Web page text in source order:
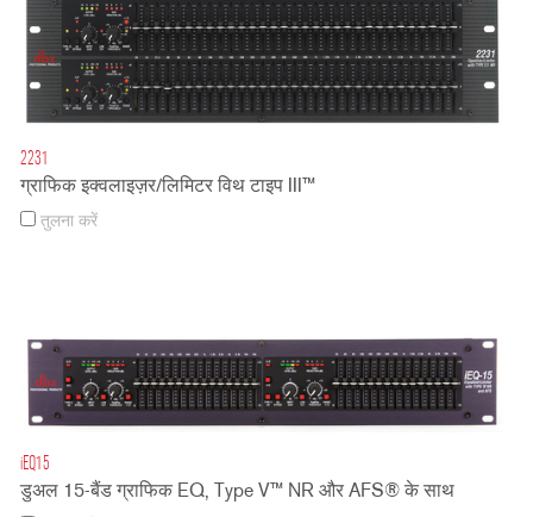
2231
ग्राफिक इक्वलाइज़र/लिमिटर विथ टाइप III™
तुलना करें
iEQ15
डुअल 15-बैंड ग्राफिक EQ, Type V™ NR और AFS® के साथ